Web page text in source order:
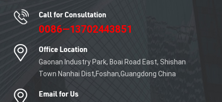
Call for Consultation
0086—13702443851
Office Location
Gaonan Industry Park, Boai Road East, Shishan
Town Nanhai Dist,Foshan,Guangdong China
Email for Us